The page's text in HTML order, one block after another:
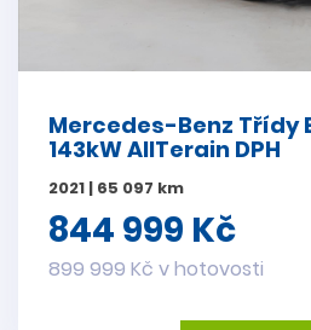
Mercedes-Benz Třídy
143kW AllTerain DPH
2021 | 65 097 km
844 999 Kč
899 999 Kč v hotovosti